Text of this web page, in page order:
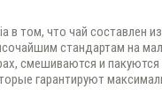
в том, что чай составлен
стандартам на
смешиваются и
гарантируют